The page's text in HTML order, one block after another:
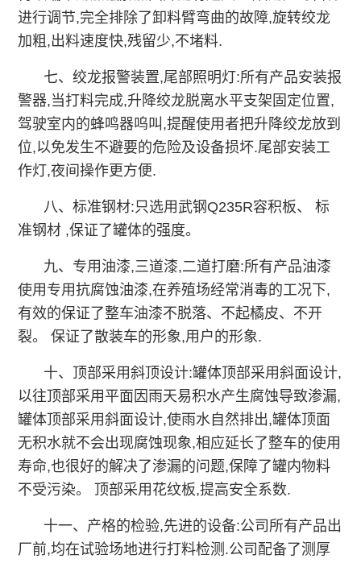
进行调节,完全排除了卸料臂弯曲的故障,旋转绞龙
加粗,出料速度快,残留少,不堵料.
七、绞龙报警装置,尾部照明灯:所有产品安装报
警器,当打料完成,升降绞龙脱离水平支架固定位置,
驾驶室内的蜂鸣器呜叫,提醒使用者把升降绞龙放到
位,以免发生不避要的危险及设备损坏.尾部安装工
作灯,夜间操作更方便.
八、标准钢材:只选用武钢Q235R容积板、 标
准钢材 ,保证了罐体的强度。
九、专用油漆,三道漆,二道打磨:所有产品油漆
使用专用抗腐蚀油漆,在养殖场经常消毒的工况下,
有效的保证了整车油漆不脱落、不起橘皮、不开
裂。 保证了散装车的形象,用户的形象.
十、顶部采用斜顶设计:罐体顶部采用斜面设计,
以往顶部采用平面因雨天易积水产生腐蚀导致渗漏,
罐体顶部采用斜面设计,使雨水自然排出,罐体顶面
无积水就不会出现腐蚀现象,相应延长了整车的使用
寿命,也很好的解决了渗漏的问题,保障了罐内物料
不受污染。 顶部采用花纹板,提高安全系数.
十一、产格的检验,先进的设备:公司所有产品出
厂前,均在试验场地进行打料检测.公司配备了测厚